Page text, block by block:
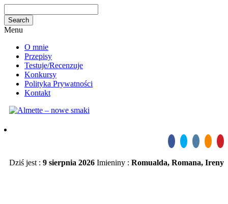
Menu
O mnie
Przepisy
Testuje/Recenzuje
Konkursy
Polityka Prywatności
Kontakt
Dziś jest : 9 sierpnia 2026 Imieniny : Romualda, Romana, Ireny